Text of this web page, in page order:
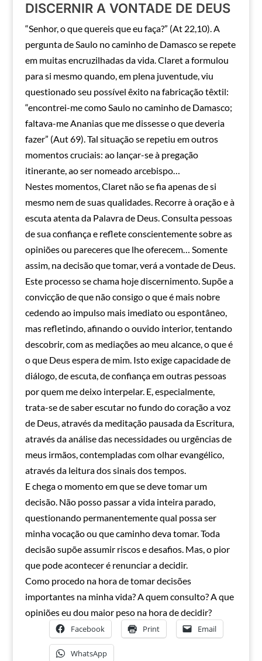
DISCERNIR A VONTADE DE DEUS
“Senhor, o que quereis que eu faça?” (At 22,10). A
pergunta de Saulo no caminho de Damasco se repete
em muitas encruzilhadas da vida. Claret a formulou
para si mesmo quando, em plena juventude, viu
questionado seu possível êxito na fabricação têxtil:
“encontrei-me como Saulo no caminho de Damasco;
faltava-me Ananias que me dissesse o que deveria
fazer” (Aut 69). Tal situação se repetiu em outros
momentos cruciais: ao lançar-se à pregação
itinerante, ao ser nomeado arcebispo…
Nestes momentos, Claret não se fia apenas de si
mesmo nem de suas qualidades. Recorre à oração e à
escuta atenta da Palavra de Deus. Consulta pessoas
de sua confiança e reflete conscientemente sobre as
opiniões ou pareceres que lhe oferecem… Somente
assim, na decisão que tomar, verá a vontade de Deus.
Este processo se chama hoje discernimento. Supõe a
convicção de que não consigo o que é mais nobre
cedendo ao impulso mais imediato ou espontâneo,
mas refletindo, afinando o ouvido interior, tentando
descobrir, com as mediações ao meu alcance, o que é
o que Deus espera de mim. Isto exige capacidade de
diálogo, de escuta, de confiança em outras pessoas
por quem me deixo interpelar. E, especialmente,
trata-se de saber escutar no fundo do coração a voz
de Deus, através da meditação pausada da Escritura,
através da análise das necessidades ou urgências de
meus irmãos, contempladas com olhar evangélico,
através da leitura dos sinais dos tempos.
E chega o momento em que se deve tomar um
decisão. Não posso passar a vida inteira parado,
questionando permanentemente qual possa ser
minha vocação ou que caminho deva tomar. Toda
decisão supõe assumir riscos e desafios. Mas, o pior
que pode acontecer é renunciar a decidir.
Como procedo na hora de tomar decisões
importantes na minha vida? A quem consulto? A que
opiniões eu dou maior peso na hora de decidir?
Facebook Print Email
WhatsApp